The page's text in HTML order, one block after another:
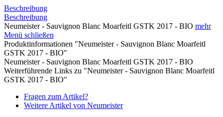
Beschreibung
Beschreibung
Neumeister - Sauvignon Blanc Moarfeitl GSTK 2017 - BIO mehr
Menü schließen
Produktinformationen "Neumeister - Sauvignon Blanc Moarfeitl
GSTK 2017 - BIO"
Neumeister - Sauvignon Blanc Moarfeitl GSTK 2017 - BIO
Weiterführende Links zu "Neumeister - Sauvignon Blanc Moarfeitl
GSTK 2017 - BIO"
Fragen zum Artikel?
Weitere Artikel von Neumeister